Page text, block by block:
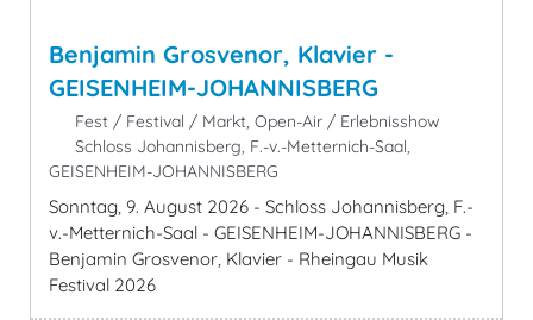
Benjamin Grosvenor, Klavier -
GEISENHEIM-JOHANNISBERG
Fest / Festival / Markt, Open-Air / Erlebnisshow
Schloss Johannisberg, F.-v.-Metternich-Saal,
GEISENHEIM-JOHANNISBERG
Sonntag, 9. August 2026 - Schloss Johannisberg, F.-
v.-Metternich-Saal - GEISENHEIM-JOHANNISBERG -
Benjamin Grosvenor, Klavier - Rheingau Musik
Festival 2026